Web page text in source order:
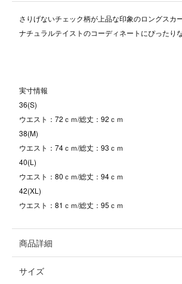
さりげないチェック柄が上品な印象のロングスカー
ナチュラルテイストのコーディネートにぴったりな
実寸情報
36(S)
ウエスト：72ｃｍ/総丈：92ｃｍ
38(M)
ウエスト：74ｃｍ/総丈：93ｃｍ
40(L)
ウエスト：80ｃｍ/総丈：94ｃｍ
42(XL)
ウエスト：81ｃｍ/総丈：95ｃｍ
商品詳細
サイズ